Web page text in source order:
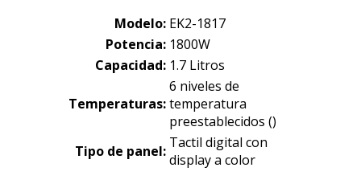
Modelo: EK2-1817
Potencia: 1800W
Capacidad: 1.7 Litros
Temperaturas:
6 niveles de
temperatura
preestablecidos ()
Tipo de panel: Tactil digital con
display a color